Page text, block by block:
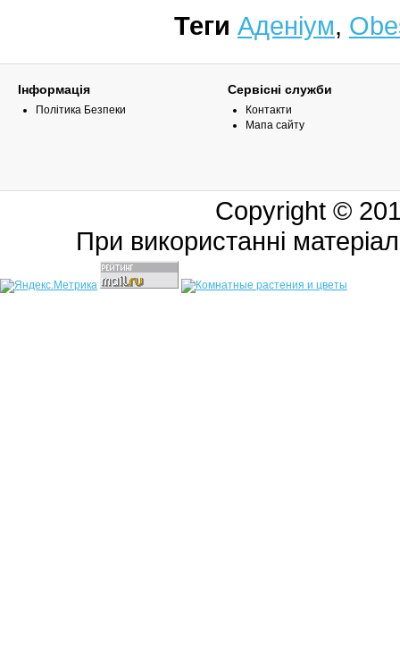
Теги Аденіум,
Інформація
Політика Безпеки
Сервісні служби
Контакти
Мапа сайту
Copyright ©
При використанні